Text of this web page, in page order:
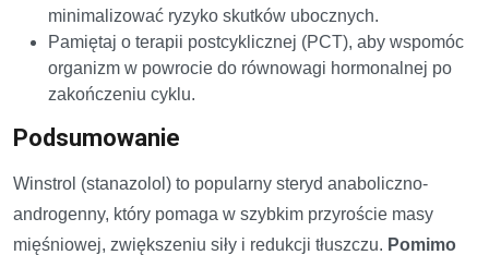
minimalizować ryzyko skutków ubocznych.
Pamiętaj o terapii postcyklicznej (PCT), aby wspomóc
organizm w powrocie do równowagi hormonalnej po
zakończeniu cyklu.
Podsumowanie
Winstrol (stanazolol) to popularny steryd anaboliczno-
androgenny, który pomaga w szybkim przyroście masy
mięśniowej, zwiększeniu siły i redukcji tłuszczu. Pomimo